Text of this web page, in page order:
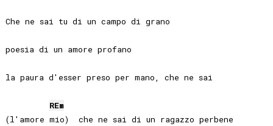
Che ne sai tu di un campo di grano
poesia di un amore profano
la paura d'esser preso per mano, che ne sai
REm
(l'amore mio)  che ne sai di un ragazzo perbene